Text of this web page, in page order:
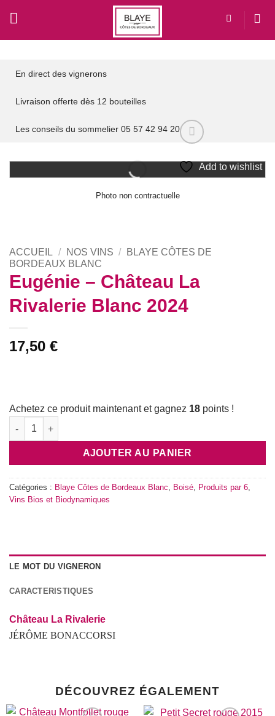
contenu
En direct des vignerons
Livraison offerte dès 12 bouteilles
Les conseils du sommelier 05 57 42 94 20
Add to wishlist
Photo non contractuelle
ACCUEIL / NOS VINS /
BLAYE CÔTES DE
BORDEAUX BLANC
Eugénie – Château La
Rivalerie Blanc 2024
17,50 €
Achetez ce produit maintenant et gagnez 18 points !
quantité de Eugénie - Château La Rivalerie Blanc 2024
AJOUTER AU PANIER
Catégories : Blaye Côtes de Bordeaux Blanc Boisé Produits par 6
Vins Bios et Biodynamiques
LE MOT DU VIGNERON
CARACTERISTIQUES
Château La Rivalerie
JÉRÔME BONACCORSI
DÉCOUVREZ ÉGALEMENT